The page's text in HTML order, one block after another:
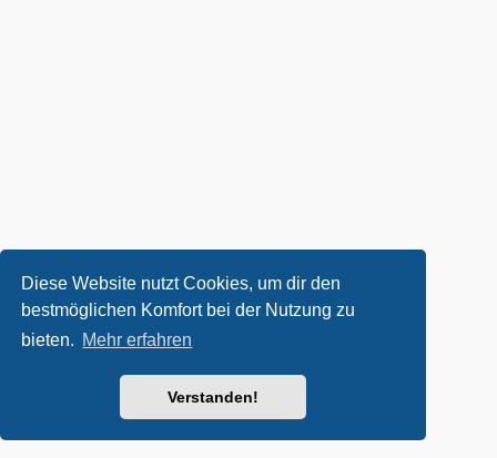
Diese Website nutzt Cookies, um dir den
bestmöglichen Komfort bei der Nutzung zu
bieten. Mehr erfahren
Verstanden!